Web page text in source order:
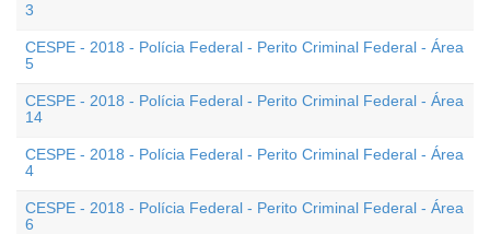
3
CESPE - 2018 - Polícia Federal - Perito Criminal Federal - Área
5
CESPE - 2018 - Polícia Federal - Perito Criminal Federal - Área
14
CESPE - 2018 - Polícia Federal - Perito Criminal Federal - Área
4
CESPE - 2018 - Polícia Federal - Perito Criminal Federal - Área
6